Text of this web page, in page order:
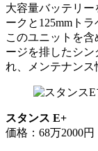
大容量バッテリー
ークと125mmト
このユニットを
ージを排したシ
れ、メンテナンス
スタンス E+
価格：68万2000円